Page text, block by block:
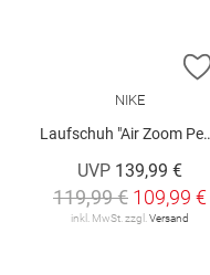
NIKE
Laufschuh "Air Zoom Pegasus 41"
UVP 139,99 €
119,99 € 109,99 €
inkl. MwSt. zzgl. Versand